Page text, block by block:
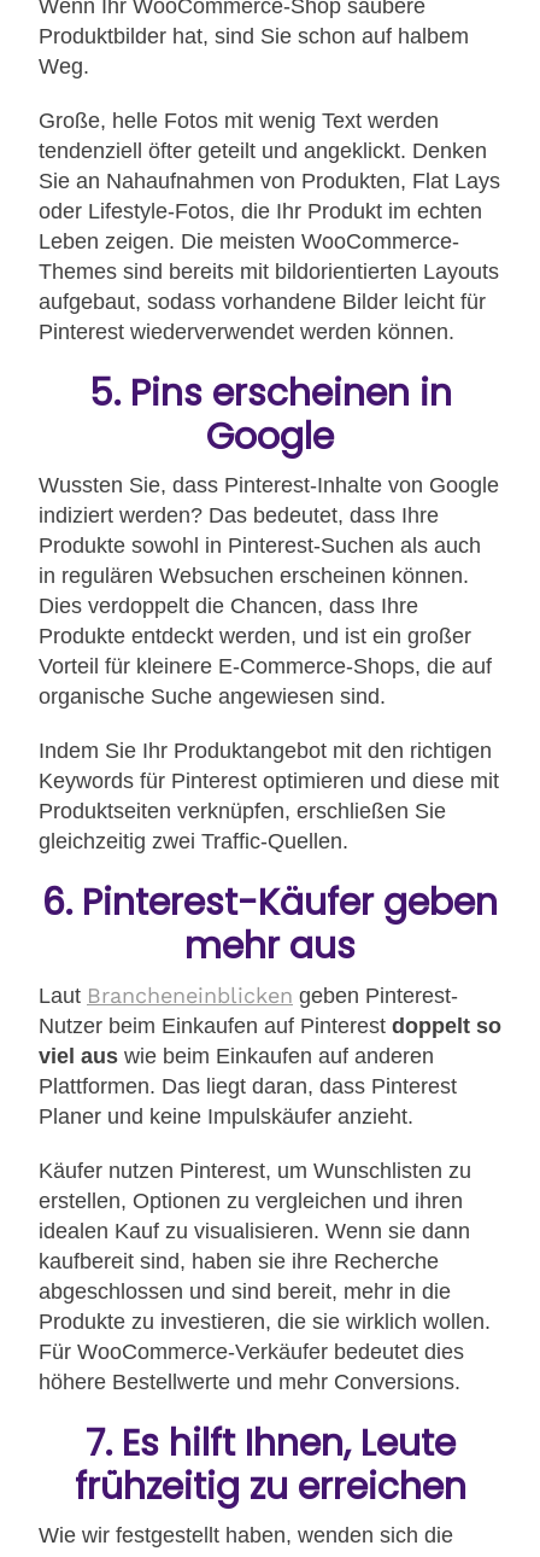
Wenn Ihr WooCommerce-Shop saubere
Produktbilder hat, sind Sie schon auf halbem
Weg.
Große, helle Fotos mit wenig Text werden
tendenziell öfter geteilt und angeklickt. Denken
Sie an Nahaufnahmen von Produkten, Flat Lays
oder Lifestyle-Fotos, die Ihr Produkt im echten
Leben zeigen. Die meisten WooCommerce-
Themes sind bereits mit bildorientierten Layouts
aufgebaut, sodass vorhandene Bilder leicht für
Pinterest wiederverwendet werden können.
5. Pins erscheinen in
Google
Wussten Sie, dass Pinterest-Inhalte von Google
indiziert werden? Das bedeutet, dass Ihre
Produkte sowohl in Pinterest-Suchen als auch
in regulären Websuchen erscheinen können.
Dies verdoppelt die Chancen, dass Ihre
Produkte entdeckt werden, und ist ein großer
Vorteil für kleinere E-Commerce-Shops, die auf
organische Suche angewiesen sind.
Indem Sie Ihr Produktangebot mit den richtigen
Keywords für Pinterest optimieren und diese mit
Produktseiten verknüpfen, erschließen Sie
gleichzeitig zwei Traffic-Quellen.
6. Pinterest-Käufer geben
mehr aus
Laut Brancheneinblicken geben Pinterest-
Nutzer beim Einkaufen auf Pinterest doppelt so
viel aus wie beim Einkaufen auf anderen
Plattformen. Das liegt daran, dass Pinterest
Planer und keine Impulskäufer anzieht.
Käufer nutzen Pinterest, um Wunschlisten zu
erstellen, Optionen zu vergleichen und ihren
idealen Kauf zu visualisieren. Wenn sie dann
kaufbereit sind, haben sie ihre Recherche
abgeschlossen und sind bereit, mehr in die
Produkte zu investieren, die sie wirklich wollen.
Für WooCommerce-Verkäufer bedeutet dies
höhere Bestellwerte und mehr Conversions.
7. Es hilft Ihnen, Leute
frühzeitig zu erreichen
Wie wir festgestellt haben, wenden sich die